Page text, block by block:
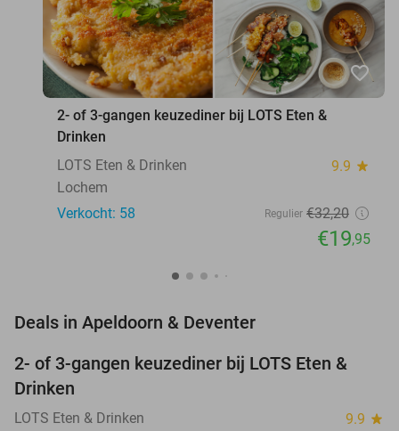
favorite_border
2- of 3-gangen keuzediner bij LOTS Eten &
Drinken
LOTS Eten & Drinken
9.9 star
Lochem
Verkocht: 58
Regulier €32,20
€19,95
Deals in Apeldoorn & Deventer
38%
TODAY
2- of 3-gangen keuzediner bij LOTS Eten &
Drinken
LOTS Eten & Drinken 9.9 star